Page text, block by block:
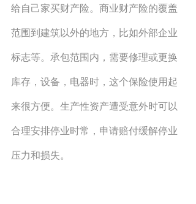
给自己家买财产险。商业财产险的覆盖
范围到建筑以外的地方，比如外部企业
标志等。承包范围内，需要修理或更换
库存，设备，电器时，这个保险使用起
来很方便。生产性资产遭受意外时可以
合理安排停业时常，申请赔付缓解停业
压力和损失。